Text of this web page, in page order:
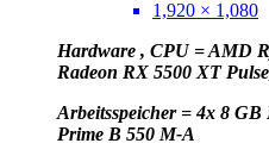
1,920 × 1,080
Hardware , CPU = AMD
Radeon RX 5500 XT
Arbeitsspeicher = 4x 8
Prime B 550 M-A